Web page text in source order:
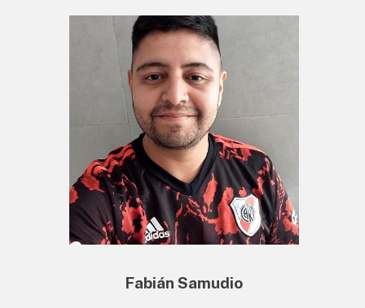
Fabián Samudio